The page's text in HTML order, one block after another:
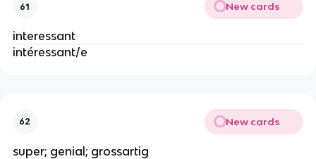
61 New cards
interessant
intéressant/e
62 New cards
super; genial; grossartig